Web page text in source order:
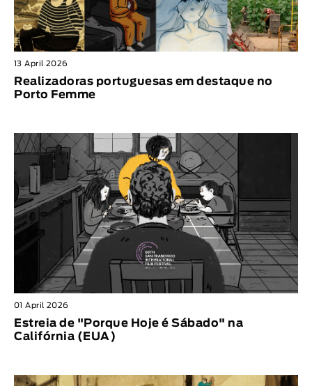
13 April 2026
Realizadoras portuguesas em destaque no
Porto Femme
01 April 2026
Estreia de "Porque Hoje é Sábado" na
Califórnia (EUA)